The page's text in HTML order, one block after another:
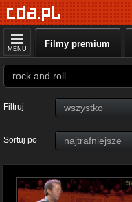
MENU Filmy premium
Filtruj
Sortuj po